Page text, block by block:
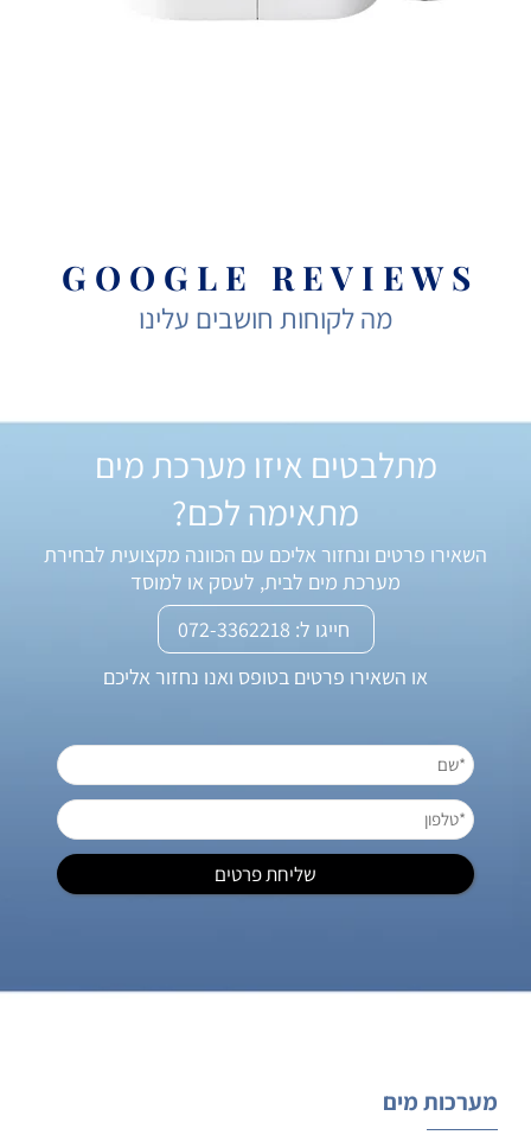
G O O G L E R E V I E W S
מה לקוחות חושבים עלינו
מתלבטים איזו מערכת מים
מתאימה לכם?
השאירו פרטים ונחזור אליכם עם הכוונה מקצועית לבחירת
מערכת מים לבית, לעסק או למוסד
חייגו ל: 072-3362218
או השאירו פרטים בטופס ואנו נחזור אליכם
מערכות מים